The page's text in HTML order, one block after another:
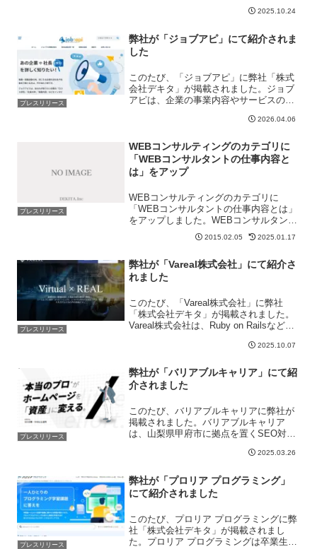
現場主義を徹底するラウンダー・営業代
ラウンダー、店頭調査、...
2025.10.24
プレスリリース
弊社が「ジョブアピ」にて紹介されま
した
このたび、「ジョブアピ」に弊社「株式
会社デキタ」が掲載されました。ジョブ
アピは、企業の事業内容やサービスの特
などを、取材記事を通じてわかりやすく
信、建設・不動産、医療...
2026.04.06
プレスリリース
WEBコンサルティングのカテゴリに
「WEBコンサルタントの仕事内容と
は」をアップ
WEBコンサルティングのカテゴリに
「WEBコンサルタントの仕事内容とは」
をアップしました。WEBコンサルタント
の仕事は「色々な人と喜びを分かち合い
たい」という気持ちから始めました。収
フィリエイトを長年行っ...
2015.02.05 2025.01.17
プレスリリース
弊社が「Vareal株式会社」にて紹介さ
れました
このたび、「Vareal株式会社」に弊社
「株式会社デキタ」が掲載されました。
Vareal株式会社は、Ruby on Railsなどに
に、要件定義・設計・UI/UX・開発・保
2025.10.07
プレスリリース
弊社が「バリアブルキャリア」にて紹
介されました
このたび、バリアブルキャリアに弊社が
掲載されました。バリアブルキャリア
は、山梨県甲府市に拠点を置くSEO対策
す。主にSEO対策、Web広告運用、サイ
サービスを提供して...
2025.03.26
プレスリリース
弊社が「プロリア プログラミング」
にて紹介されました
このたび、プロリア プログラミングに弊
社「株式会社デキタ」が掲載されまし
た。プロリア プログラミングは卒業生と